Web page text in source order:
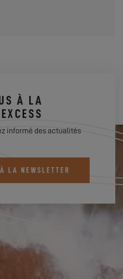
À LA
informé des actualités
LA NEWSLETTER